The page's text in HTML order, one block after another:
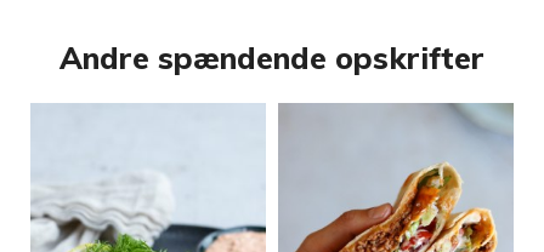
Andre spændende opskrifter